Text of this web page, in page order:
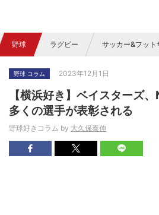
野球 ラグビー サッカー&フット
野球 コラム 2023年12月1日
【横浜好き】ベイスターズ
多くの選手が表彰される
野球好きコラム by 大久保泰伸